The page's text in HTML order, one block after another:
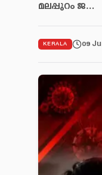
മലപ്പുറം ജ…
KERALA 09